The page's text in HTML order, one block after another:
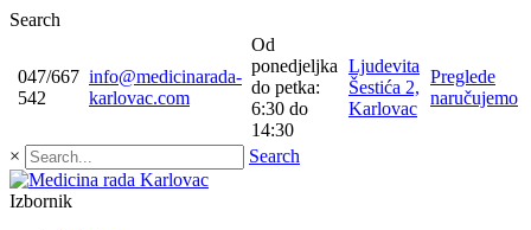
Search
047/667
542
info@medicinarada-
karlovac.com
Od
ponedjeljka
do petka:
6:30 do
14:30
Ljudevita
Šestića 2,
Karlovac
Preglede
naručujemo
× Search
Izbornik